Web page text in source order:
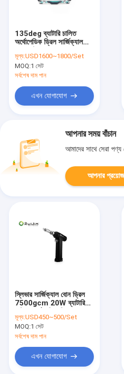
135deg ব্যাটারি চালিত
অর্থোপেডিক ড্রিল সার্জিক্যাল
মূল্য:USD1600~1800/Set
MOQ:1 সেট
সর্বশেষ দাম পান
এখন যোগাযোগ
আপনার সময় বাঁচান
আমাদের সাথে সেরা
আপনার
স্লিভার সার্জিক্যাল বোন ড্রিল
7500gcm 20W ব্যাটারি
মূল্য:USD450~500/Set
MOQ:1 সেট
সর্বশেষ দাম পান
এখন যোগাযোগ